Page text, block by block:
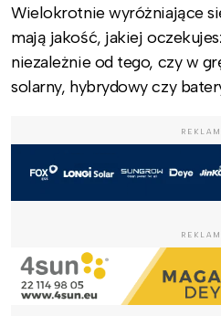
Wielokrotnie wyróżniające
mają jakość, jakiej
niezależnie od tego, czy w
solarny, hybrydowy czy